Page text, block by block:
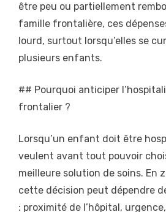
être peu ou partiellement
famille frontalière, ces
lourd, surtout lorsqu’elles se
plusieurs enfants.
## Pourquoi anticiper
frontalier ?
Lorsqu’un enfant doit être
veulent avant tout pouvoir
meilleure solution de soins. En
cette décision peut dépendre
: proximité de l’hôpital,